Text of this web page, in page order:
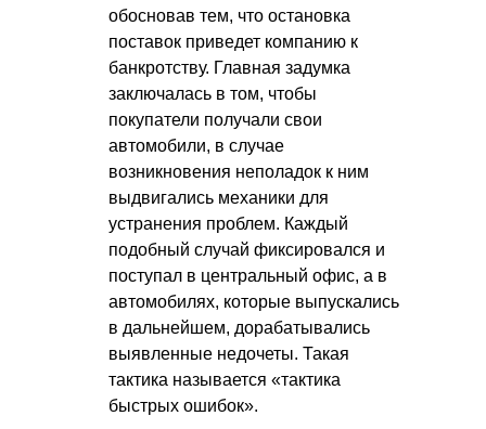
обосновав тем, что остановка
поставок приведет компанию к
банкротству. Главная задумка
заключалась в том, чтобы
покупатели получали свои
автомобили, в случае
возникновения неполадок к ним
выдвигались механики для
устранения проблем. Каждый
подобный случай фиксировался и
поступал в центральный офис, а в
автомобилях, которые выпускались
в дальнейшем, дорабатывались
выявленные недочеты. Такая
тактика называется «тактика
быстрых ошибок».